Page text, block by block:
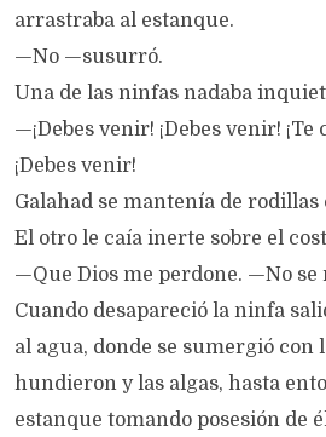
arrastraba al estanque.
—No —susurró.
Una de las ninfas nadaba
—¡Debes venir! ¡Debes venir!
¡Debes venir!
Galahad se mantenía de
El otro le caía inerte sobre el
—Que Dios me perdone. —No se
Cuando desapareció la ninfa
al agua, donde se sumergió con
hundieron y las algas, hasta
estanque tomando posesión de